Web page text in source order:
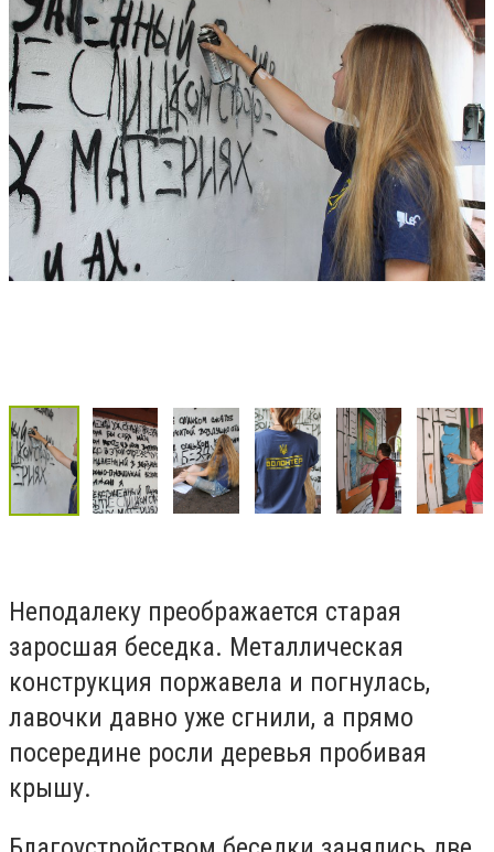
Неподалеку преображается старая
заросшая беседка. Металлическая
конструкция поржавела и погнулась,
лавочки давно уже сгнили, а прямо
посередине росли деревья пробивая
крышу.